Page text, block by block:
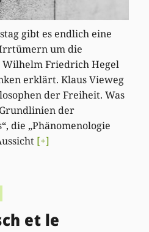
gibt es endlich eine
um die
Wilhelm Friedrich Hegel
erklärt. Klaus Vieweg
der Freiheit. Was
der
die „Phänomenologie
[+]
et le